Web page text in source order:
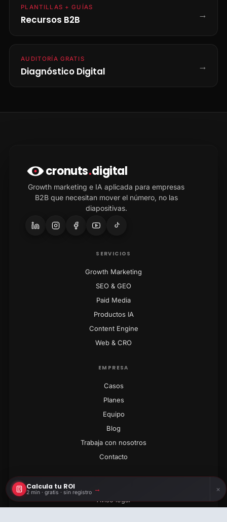
PLANTILLAS + GUÍAS
Recursos B2B →
AUDITORÍA GRATIS
Diagnóstico Digital →
Calcula tu ROI
2 min · gratis · sin registro → ×
cronuts.digital
Growth marketing e IA aplicada para empresas
B2B que necesitan mover el número, no las
diapositivas.
SERVICIOS
Growth Marketing
SEO & GEO
Paid Media
Productos IA
Content Engine
Web & CRO
EMPRESA
Casos
Planes
Equipo
Blog
Trabaja con nosotros
Contacto
Aviso legal